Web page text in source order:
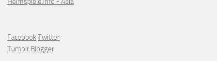
FacebookTwitter
Tumblr Blogger